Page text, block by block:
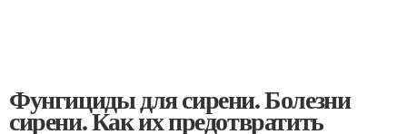
Фунгициды для сирени. Болезни
сирени. Как их предотвратить